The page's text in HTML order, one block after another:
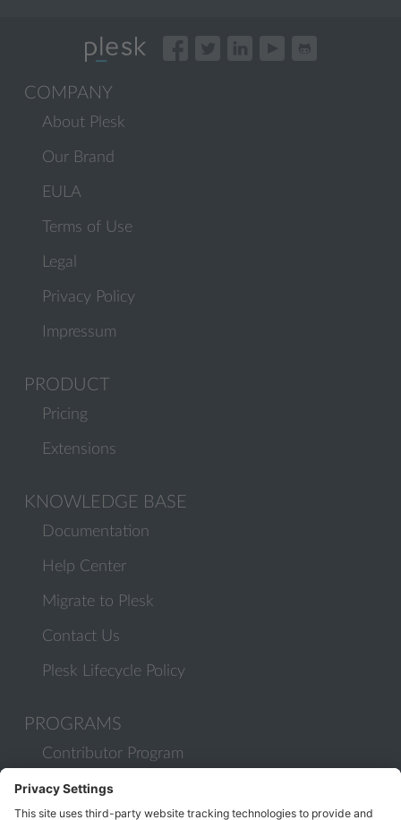
COMPANY
About Plesk
Our Brand
EULA
Terms of Use
Legal
Privacy Policy
Impressum
PRODUCT
Pricing
Extensions
KNOWLEDGE BASE
Documentation
Help Center
Migrate to Plesk
Contact Us
Plesk Lifecycle Policy
PROGRAMS
Contributor Program
Partner Program